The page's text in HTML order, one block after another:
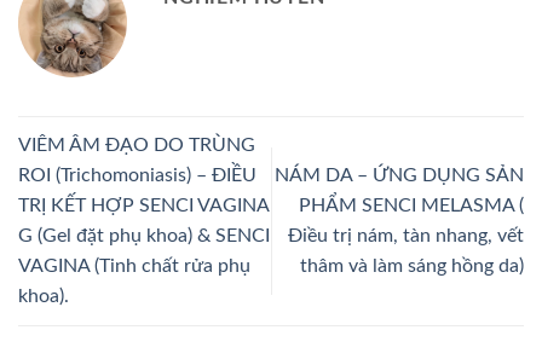
VIÊM ÂM ĐẠO DO TRÙNG
ROI (Trichomoniasis) – ĐIỀU
TRỊ KẾT HỢP SENCI VAGINA
G (Gel đặt phụ khoa) & SENCI
VAGINA (Tinh chất rửa phụ
khoa).
NÁM DA – ỨNG DỤNG SẢN
PHẨM SENCI MELASMA (
Điều trị nám, tàn nhang, vết
thâm và làm sáng hồng da)